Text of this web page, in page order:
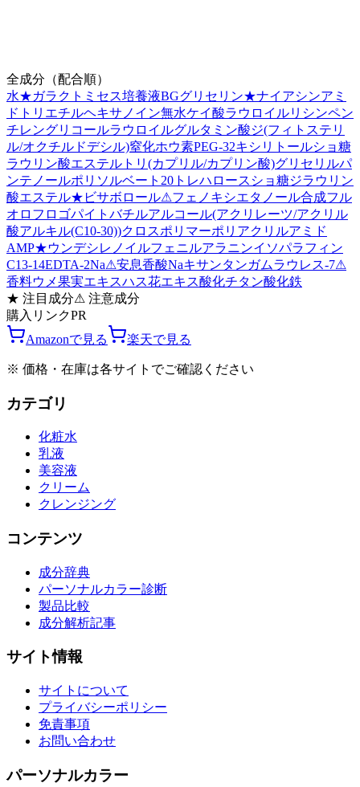
全成分（配合順）
水★ガラクトミセス培養液BGグリセリン★ナイアシンアミ
ド トリエチルヘキサノイン無水ケイ酸ラウロイルリシンペン
チレングリコールラウロイルグルタミン酸ジ(フィトステリ
ル/オクチルドデシル)窒化ホウ素PEG-32キシリトールショ糖
ラウリン酸エステル トリ(カプリル/カプリン酸)グリセリルパ
ンテノールポリソルベート20 トレハロース ショ糖ジラウリン
酸エステル★ ビサボロール⚠フェノキシエタノール合成フル
オロフロゴパイト バチルアルコール(アクリレーツ/アクリル
酸アルキル(C10-30))クロスポリマーポリアクリルアミド
AMP★ウンデシレノイルフェニルアラニンイソパラフィン
C13-14EDTA-2Na⚠安息香酸Naキサンタンガムラウレス-7⚠
香料ウメ果実エキスハス花エキス酸化チタン酸化鉄
★ 注目成分⚠ 注意成分
購入リンクPR
Amazonで見る
楽天で見る
※ 価格・在庫は各サイトでご確認ください
カテゴリ
化粧水
乳液
美容液
クリーム
クレンジング
コンテンツ
成分辞典
パーソナルカラー診断
製品比較
成分解析記事
サイト情報
サイトについて
プライバシーポリシー
免責事項
お問い合わせ
パーソナルカラー